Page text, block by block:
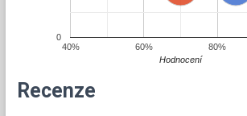
40% 60% 80%
0
Hodnocení
Recenze